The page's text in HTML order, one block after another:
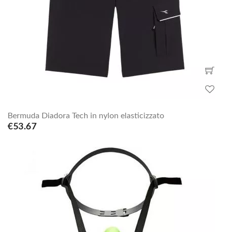
Bermuda Diadora Tech in nylon elasticizzato
€53.67